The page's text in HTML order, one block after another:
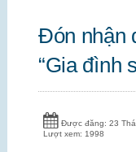
Đón nhận
“Gia đình
Được đăng: 23
Lượt xem: 1998